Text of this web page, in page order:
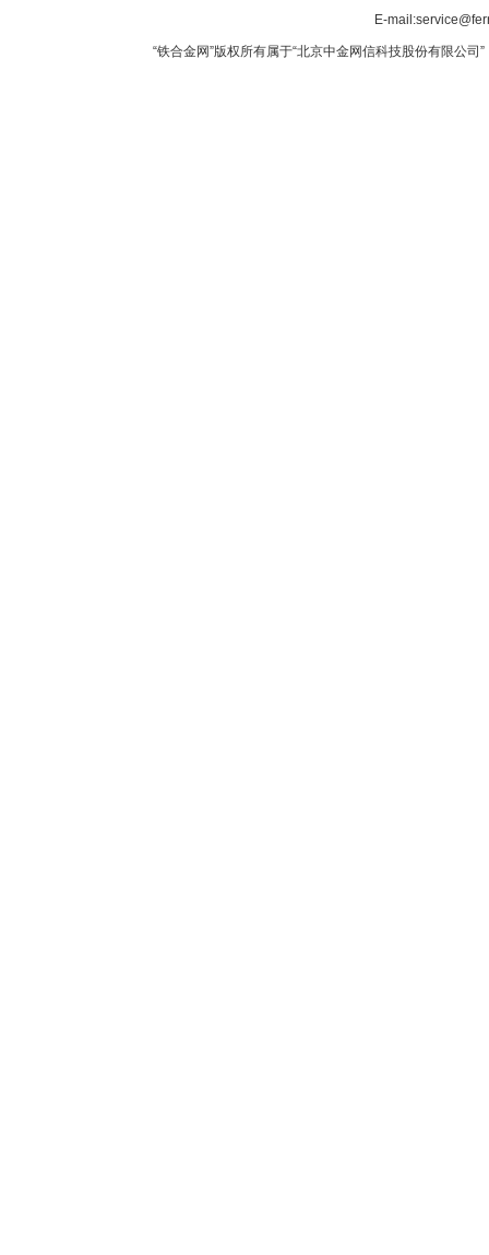
E-
“铁合金网”版权所有属于“北京中金网信科技股份有限公司